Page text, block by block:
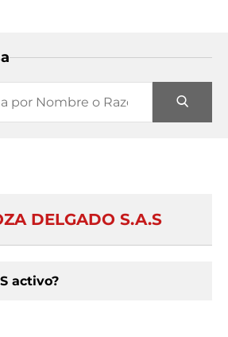
DELGADO S.A.S
activo?